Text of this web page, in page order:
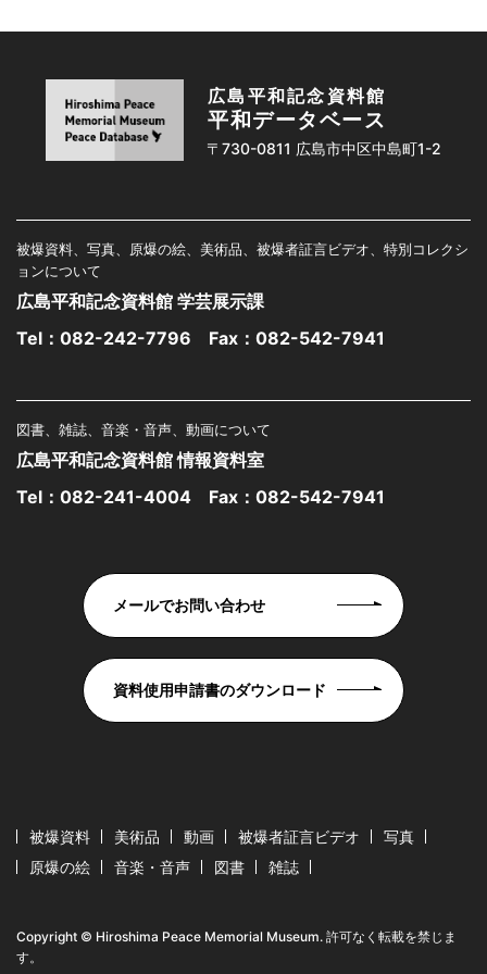
広島平和記念資料館
平和データベース
〒730-0811 広島市中区中島町1-2
被爆資料、写真、原爆の絵、美術品、被爆者証言ビデオ、特別コレクシ
ョンについて
広島平和記念資料館 学芸展示課
Tel： 082-242-7796 Fax：082-542-7941
図書、雑誌、音楽・音声、動画について
広島平和記念資料館 情報資料室
Tel： 082-241-4004 Fax：082-542-7941
メールでお問い合わせ
資料使用申請書のダウンロード
被爆資料 美術品 動画 被爆者証言ビデオ
写真
原爆の絵
音楽・音声 図書 雑誌
Copyright © Hiroshima Peace Memorial Museum. 許可なく転載を禁じま
す。